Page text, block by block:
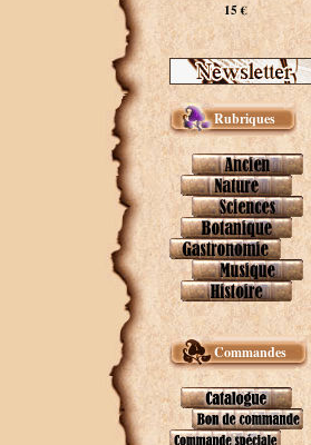
15 €
Rubriques
Commandes